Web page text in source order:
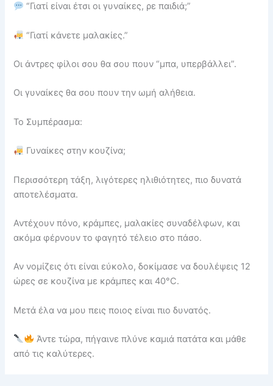
“Γιατί είναι έτσι οι γυναίκες, ρε παιδιά;”
“Γιατί κάνετε μαλακίες.”
Οι άντρες φίλοι σου θα σου πουν “μπα, υπερβάλλει”.
Οι γυναίκες θα σου πουν την ωμή αλήθεια.
Το Συμπέρασμα:
Γυναίκες στην κουζίνα;
Περισσότερη τάξη, λιγότερες ηλιθιότητες, πιο δυνατά
αποτελέσματα.
Αντέχουν πόνο, κράμπες, μαλακίες συναδέλφων, και
ακόμα φέρνουν το φαγητό τέλειο στο πάσο.
Αν νομίζεις ότι είναι εύκολο, δοκίμασε να δουλέψεις 12
ώρες σε κουζίνα με κράμπες και 40°C.
Μετά έλα να μου πεις ποιος είναι πιο δυνατός.
Άντε τώρα, πήγαινε πλύνε καμιά πατάτα και μάθε
από τις καλύτερες.